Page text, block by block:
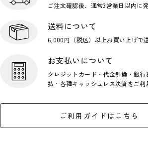
ご注文確認後、通常3営業日以内に
送料について
6,000円（税込）以上お買い上げで
お支払いについて
クレジットカード・代金引換・銀行
払・各種キャッシュレス決済をご利
ご利用ガイドはこちら